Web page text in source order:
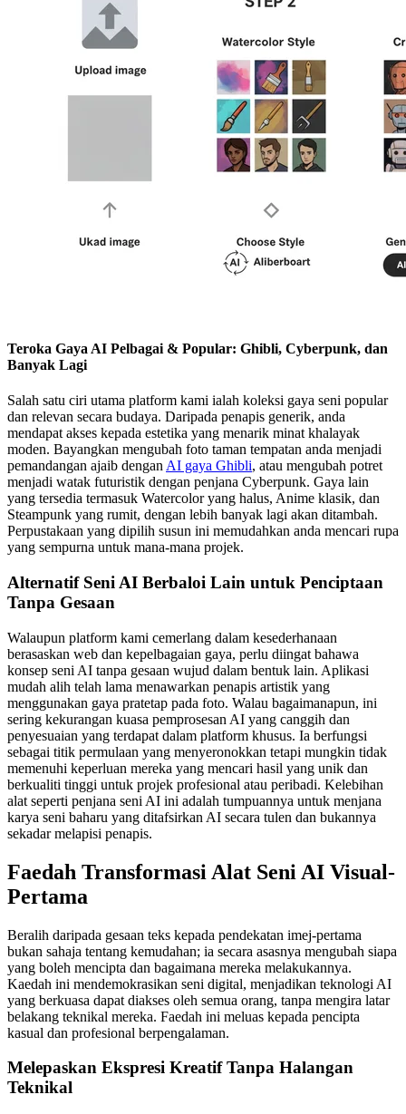
Teroka Gaya AI Pelbagai & Popular: Ghibli, Cyberpunk, dan
Banyak Lagi
Salah satu ciri utama platform kami ialah koleksi gaya seni popular
dan relevan secara budaya. Daripada penapis generik, anda
mendapat akses kepada estetika yang menarik minat khalayak
moden. Bayangkan mengubah foto taman tempatan anda menjadi
pemandangan ajaib denganAI gaya Ghibli, atau mengubah potret
menjadi watak futuristik dengan penjana Cyberpunk. Gaya lain
yang tersedia termasuk Watercolor yang halus, Anime klasik, dan
Steampunk yang rumit, dengan lebih banyak lagi akan ditambah.
Perpustakaan yang dipilih susun ini memudahkan anda mencari rupa
yang sempurna untuk mana-mana projek.
Alternatif Seni AI Berbaloi Lain untuk Penciptaan
Tanpa Gesaan
Walaupun platform kami cemerlang dalam kesederhanaan
berasaskan web dan kepelbagaian gaya, perlu diingat bahawa
konsep seni AI tanpa gesaan wujud dalam bentuk lain. Aplikasi
mudah alih telah lama menawarkan penapis artistik yang
menggunakan gaya pratetap pada foto. Walau bagaimanapun, ini
sering kekurangan kuasa pemprosesan AI yang canggih dan
penyesuaian yang terdapat dalam platform khusus. Ia berfungsi
sebagai titik permulaan yang menyeronokkan tetapi mungkin tidak
memenuhi keperluan mereka yang mencari hasil yang unik dan
berkualiti tinggi untuk projek profesional atau peribadi. Kelebihan
alat seperti penjana seni AI ini adalah tumpuannya untuk menjana
karya seni baharu yang ditafsirkan AI secara tulen dan bukannya
sekadar melapisi penapis.
Faedah Transformasi Alat Seni AI Visual-
Pertama
Beralih daripada gesaan teks kepada pendekatan imej-pertama
bukan sahaja tentang kemudahan; ia secara asasnya mengubah siapa
yang boleh mencipta dan bagaimana mereka melakukannya.
Kaedah ini mendemokrasikan seni digital, menjadikan teknologi AI
yang berkuasa dapat diakses oleh semua orang, tanpa mengira latar
belakang teknikal mereka. Faedah ini meluas kepada pencipta
kasual dan profesional berpengalaman.
Melepaskan Ekspresi Kreatif Tanpa Halangan
Teknikal